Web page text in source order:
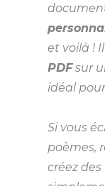
et voilà !
PDFsur
idéal
Si vous
poèmes,
créez